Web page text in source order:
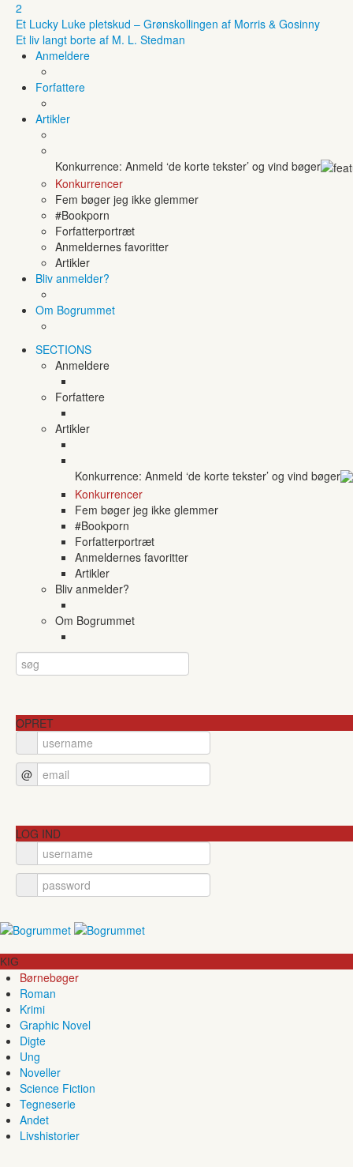
2
Et Lucky Luke pletskud – Grønskollingen af Morris & Gosinny
Et liv langt borte af M. L. Stedman
Anmeldere
Forfattere
Artikler
Konkurrence: Anmeld ‘de korte tekster’ og vind bøger
Konkurrencer
Fem bøger jeg ikke glemmer
#Bookporn
Forfatterportræt
Anmeldernes favoritter
Artikler
Bliv anmelder?
Om Bogrummet
SECTIONS
Anmeldere
Forfattere
Artikler
Konkurrence: Anmeld ‘de korte tekster’ og vind bøger
Konkurrencer
Fem bøger jeg ikke glemmer
#Bookporn
Forfatterportræt
Anmeldernes favoritter
Artikler
Bliv anmelder?
Om Bogrummet
OPRET
@
LOG IND
KIG
Børnebøger
Roman
Krimi
Graphic Novel
Digte
Ung
Noveller
Science Fiction
Tegneserie
Andet
Livshistorier